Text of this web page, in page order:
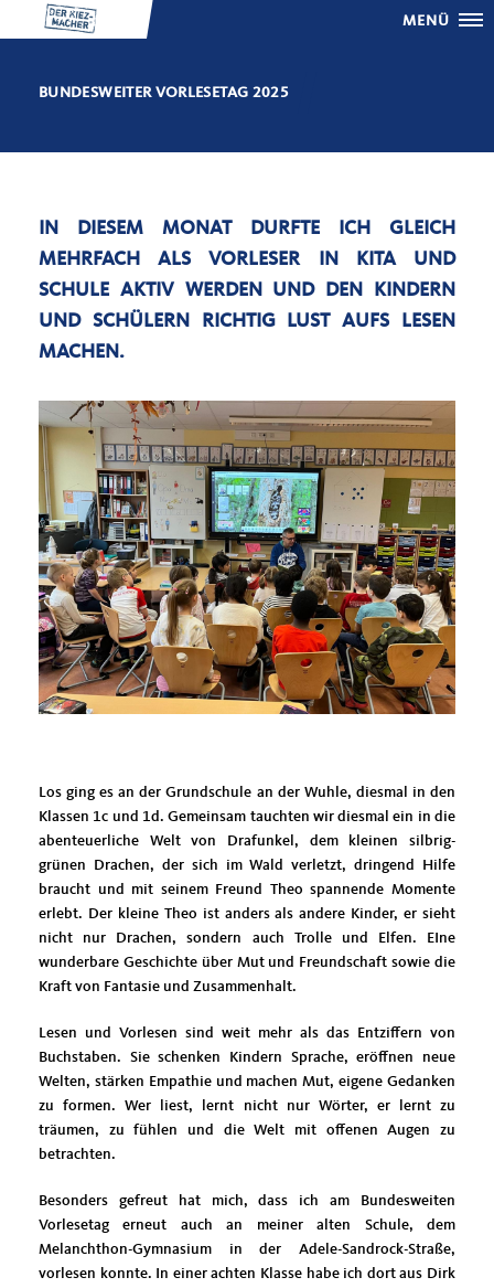
MENÜ
BUNDESWEITER VORLESETAG 2025
IN DIESEM MONAT DURFTE ICH GLEICH
MEHRFACH ALS VORLESER IN KITA UND
SCHULE AKTIV WERDEN UND DEN KINDERN
UND SCHÜLERN RICHTIG LUST AUFS LESEN
MACHEN.
Los ging es an der Grundschule an der Wuhle, diesmal in den
Klassen 1c und 1d. Gemeinsam tauchten wir diesmal ein in die
abenteuerliche Welt von Drafunkel, dem kleinen silbrig-
grünen Drachen, der sich im Wald verletzt, dringend Hilfe
braucht und mit seinem Freund Theo spannende Momente
erlebt. Der kleine Theo ist anders als andere Kinder, er sieht
nicht nur Drachen, sondern auch Trolle und Elfen. EIne
wunderbare Geschichte über Mut und Freundschaft sowie die
Kraft von Fantasie und Zusammenhalt.
Lesen und Vorlesen sind weit mehr als das Entziffern von
Buchstaben. Sie schenken Kindern Sprache, eröffnen neue
Welten, stärken Empathie und machen Mut, eigene Gedanken
zu formen. Wer liest, lernt nicht nur Wörter, er lernt zu
träumen, zu fühlen und die Welt mit offenen Augen zu
betrachten.
Besonders gefreut hat mich, dass ich am Bundesweiten
Vorlesetag erneut auch an meiner alten Schule, dem
Melanchthon-Gymnasium in der Adele-Sandrock-Straße,
vorlesen konnte. In einer achten Klasse habe ich dort aus Dirk